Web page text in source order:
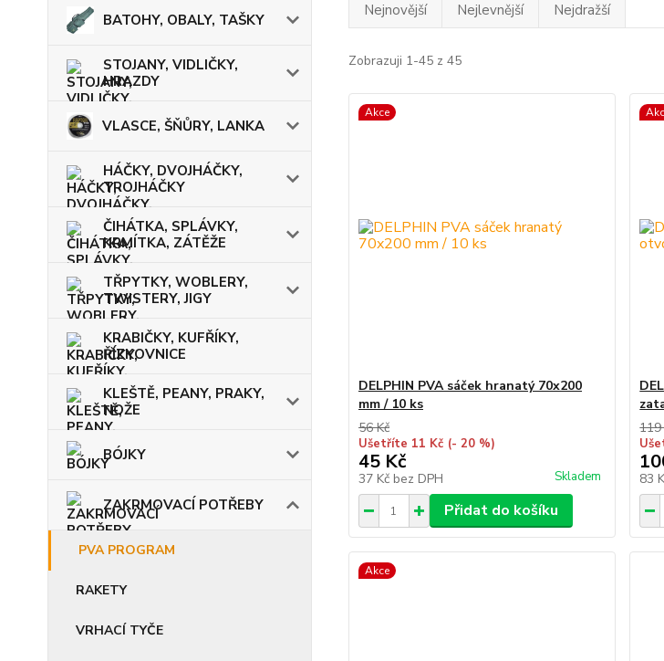
BATOHY, OBALY, TAŠKY
STOJANY, VIDLIČKY,
HRAZDY
VLASCE, ŠŇŮRY, LANKA
HÁČKY, DVOJHÁČKY,
TROJHÁČKY
ČIHÁTKA, SPLÁVKY,
KRMÍTKA, ZÁTĚŽE
TŘPYTKY, WOBLERY,
TWISTERY, JIGY
KRABIČKY, KUFŘÍKY,
ŘÍZKOVNICE
KLEŠTĚ, PEANY, PRAKY,
NOŽE
BÓJKY
ZAKRMOVACÍ POTŘEBY
PVA PROGRAM
RAKETY
VRHACÍ TYČE
Nejnovější Nejlevnější Nejdražší
Zobrazuji 1-45 z 45
Akce
DELPHIN PVA sáček hranatý 70x200
mm / 10 ks
56 Kč
Ušetříte 11 Kč (- 20 %)
45 Kč
37 Kč bez DPH Skladem
Přidat do košíku
119
83
Akce